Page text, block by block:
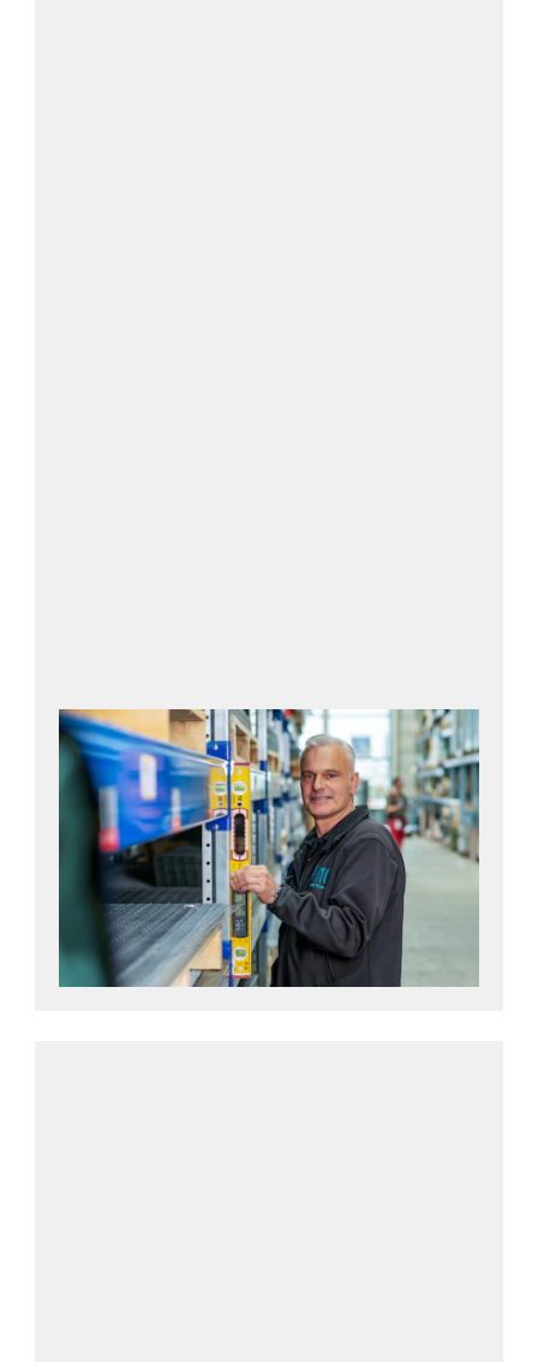
Per saperne di più